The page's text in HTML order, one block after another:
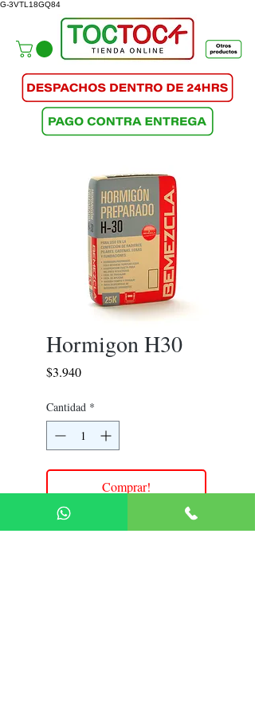
G-3VTL18GQ84
Hormigon H30
$3.940Precio
Cantidad *
Comprar!